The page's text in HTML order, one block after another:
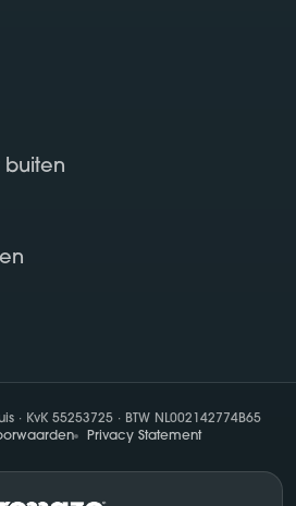
buiten
· KvK 55253725 · BTW NL002142774B65
Privacy Statement